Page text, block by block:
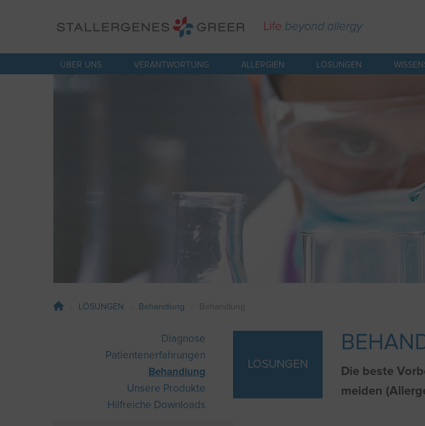
ÜBER UNS VERANTWORTUNG ALLERGIEN LÖSUNGEN
LÖSUNGEN Behandlung Behandlung
Diagnose
Patientenerfahrungen
Behandlung
Unsere Produkte
Hilfreiche Downloads
LÖSUNGEN
Die beste
meiden